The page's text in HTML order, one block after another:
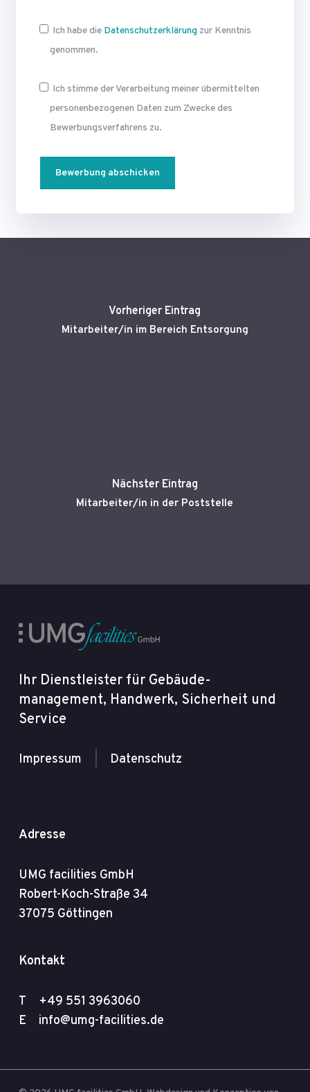
Ich habe die Datenschutzerklärung zur Kenntnis
genommen.
Ich stimme der Verarbeitung meiner übermittelten
personen­bezogenen Daten zum Zwecke des
Bewerbungsverfahrens zu.
Vorheriger Eintrag
Mitarbeiter/in im Bereich Entsorgung
Nächster Eintrag
Mitarbeiter/in in der Poststelle
Ihr Dienstleister für Gebäude­
management, Handwerk, Sicherheit und
Service
Impressum Datenschutz
Adresse
UMG facilities GmbH
Robert-Koch-Straße 34
37075 Göttingen
Kontakt
T +49 551 3963060
E info@umg-facilities.de